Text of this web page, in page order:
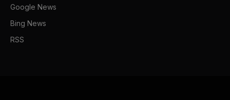
Google News
Bing News
RSS